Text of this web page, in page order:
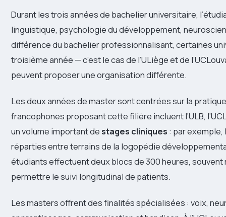
Durant les trois années de bachelier universitaire,
linguistique, psychologie du développement,
différence du bachelier professionnalisant, certaines
troisième année — c’est le cas de l’ULiège et de
peuvent proposer une organisation différente.
Les deux années de master sont centrées sur la
francophones proposant cette filière incluent l’ULB,
un volume important destages cliniques : par exemple,
réparties entre terrains de la logopédie
étudiants effectuent deux blocs de 300 heures,
permettre le suivi longitudinal de patients.
Les masters offrent des finalités spécialisées : voix,